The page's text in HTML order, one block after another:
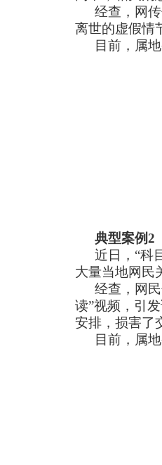
经查，网
离世的虚假情
目前，属
典型案例2
近日，“科
大量当地网民
经查，网
读”视频，引
安排，损害了
目前，属